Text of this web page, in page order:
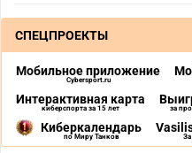
СПЕЦПРОЕКТЫ
Мобильное приложение
Cybersport.ru
Интерактивная карта
киберспорта за 15 лет за
Киберкалендарь
по Миру Танков За